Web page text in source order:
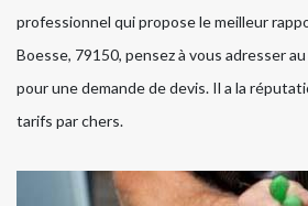
professionnel qui propose le meilleur
Boesse, 79150, pensez à vous adresser
pour une demande de devis. Il a la
tarifs par chers.